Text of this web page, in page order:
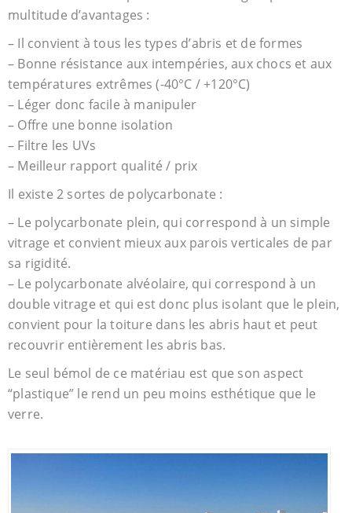
multitude d’avantages :
– Il convient à tous les types d’abris et de formes
– Bonne résistance aux intempéries, aux chocs et aux
températures extrêmes (-40°C / +120°C)
– Léger donc facile à manipuler
– Offre une bonne isolation
– Filtre les UVs
– Meilleur rapport qualité / prix
Il existe 2 sortes de polycarbonate :
– Le polycarbonate plein, qui correspond à un simple
vitrage et convient mieux aux parois verticales de par
sa rigidité.
– Le polycarbonate alvéolaire, qui correspond à un
double vitrage et qui est donc plus isolant que le plein,
convient pour la toiture dans les abris haut et peut
recouvrir entièrement les abris bas.
Le seul bémol de ce matériau est que son aspect
“plastique” le rend un peu moins esthétique que le
verre.